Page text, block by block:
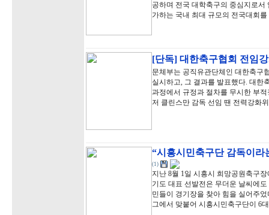
공하며 전국 대학축구의 중심지로서
가하는 국내 최대 규모의 전국대회
[단독] 대한축구협회 전임
문체부는 공직유관단체인 대한축구
실시하고, 그 결과를 발표했다. 대한
과정에서 규정과 절차를 무시한 부
저 클린스만 감독 선임 땐 전력강화
“시흥시민축구단 감독이
(1)
지난 8월 1일 시흥시 희망공원축구
기도 대표 선발전은 무더운 날씨에
민들이 경기장을 찾아 힘을 실어주
그에서 맞붙어 시흥시민축구단이 6